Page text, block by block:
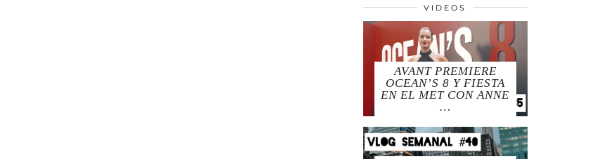
VIDEOS
AVANT PREMIERE
OCEAN’S 8 Y FIESTA
EN EL MET CON ANNE
…